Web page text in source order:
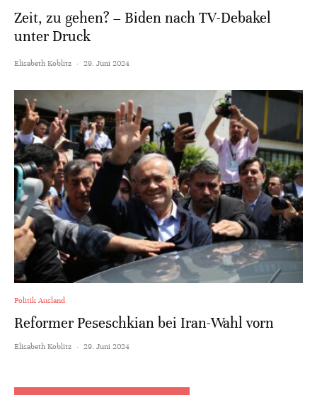
Zeit, zu gehen? – Biden nach TV-Debakel
unter Druck
Elisabeth Koblitz · 29. Juni 2024
Politik Ausland
Reformer Peseschkian bei Iran-Wahl vorn
Elisabeth Koblitz · 29. Juni 2024